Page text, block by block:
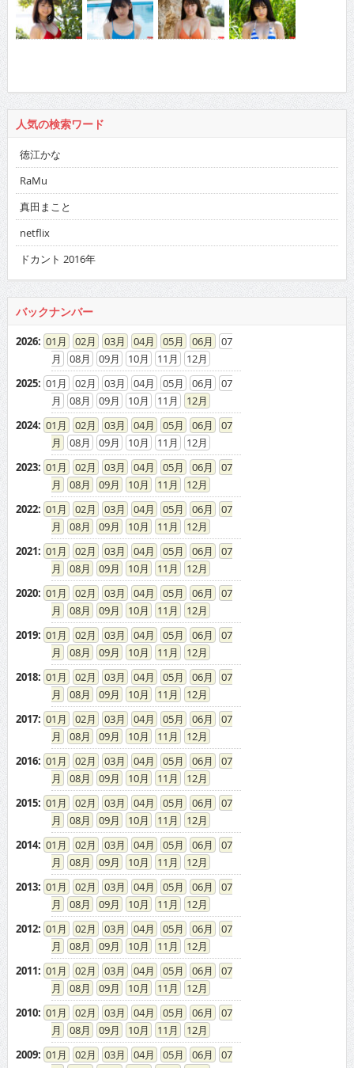
人気の検索ワード
徳江かな
RaMu
真田まこと
netflix
ドカント 2016年
バックナンバー
2026: 01 02 03 04 05 06
07
08
09 10 11
12
2025: 01 02 03 04 05 06
07
08
09 10 11
12
2024: 01 02 03 04 05 06
07
08
09 10 11
12
2023: 01 02 03 04 05 06
07
08
09 10 11
12
2022: 01 02 03 04 05 06
07
08
09 10 11
12
2021: 01 02 03 04 05 06
07
08
09 10 11
12
2020: 01 02 03 04 05 06
07
08
09 10 11
12
2019: 01 02 03 04 05 06
07
08
09 10 11
12
2018: 01 02 03 04 05 06
07
08
09 10 11
12
2017: 01 02 03 04 05 06
07
08
09 10 11
12
2016: 01 02 03 04 05 06
07
08
09 10 11
12
2015: 01 02 03 04 05 06
07
08
09 10 11
12
2014: 01 02 03 04 05 06
07
08
09 10 11
12
2013: 01 02 03 04 05 06
07
08
09 10 11
12
2012: 01 02 03 04 05 06
07
08
09 10 11
12
2011: 01 02 03 04 05 06
07
08
09 10 11
12
2010: 01 02 03 04 05 06
07
08
09 10 11
12
2009: 01 02 03 04 05 06
07